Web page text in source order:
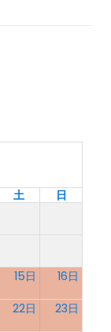
土 日
15日 16日
22日 23日